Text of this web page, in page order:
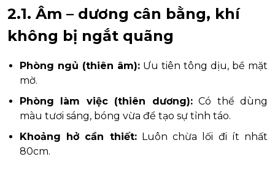
2.1. Âm – dương cân bằng, khí
không bị ngắt quãng
Phòng ngủ (thiên âm): Ưu tiên tông dịu, bề mặt
mờ.
Phòng làm việc (thiên dương):Có thể dùng
màu tươi sáng, bóng vừa để tạo sự tỉnh táo.
Khoảng hở cần thiết:Luôn chừa lối đi ít nhất
80cm.